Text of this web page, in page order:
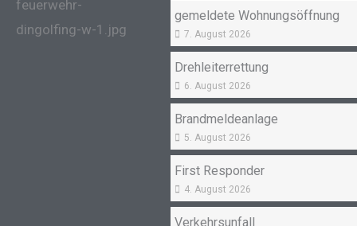
gemeldete Wohnungsöffnung
7. August 2026
Drehleiterrettung
6. August 2026
Brandmeldeanlage
5. August 2026
First Responder
4. August 2026
Verkehrsunfall